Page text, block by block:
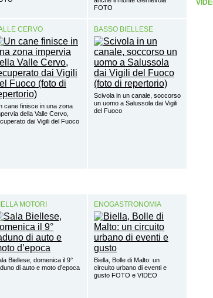
FOTO
CERVO
cane finisce in una zona
della Valle Cervo,
dai Vigili del Fuoco
BASSO BIELLESE
Scivola in un canale, soccorso
un uomo a Salussola dai Vigili
del Fuoco
MOTORI
Biellese, domenica il 9°
di auto e moto d’epoca
ENOGASTRONOMIA
Biella, Bolle di Malto: un
circuito urbano di eventi e
gusto FOTO e VIDEO